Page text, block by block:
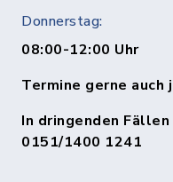
Donnerstag:
08:00-12:00 Uhr
Termine gerne auch
In dringenden
0151/1400 1241